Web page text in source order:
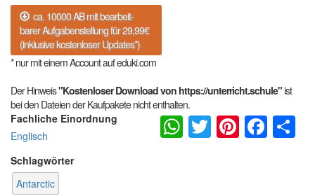
ca. 10000 AB mit bearbeit-
barer Aufgabenstellung für 29,99€
(inklusive kostenloser Updates*)
* nur mit einem Account auf eduki.com
Der Hinweis"Kostenloser Download von https://unterricht.schule"ist
bei den Dateien der Kaufpakete nicht enthalten.
Fachliche Einordnung
Englisch
Schlagwörter
Antarctic
WhatsApp
Twitter